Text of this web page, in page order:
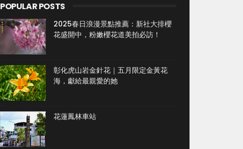
POPULAR POSTS
2025春日浪漫景點推薦：新社大排櫻
花盛開中，粉嫩櫻花道美拍必訪！
彰化虎山岩金針花｜五月限定金黃花
海，獻給最親愛的她
花蓮鳳林車站